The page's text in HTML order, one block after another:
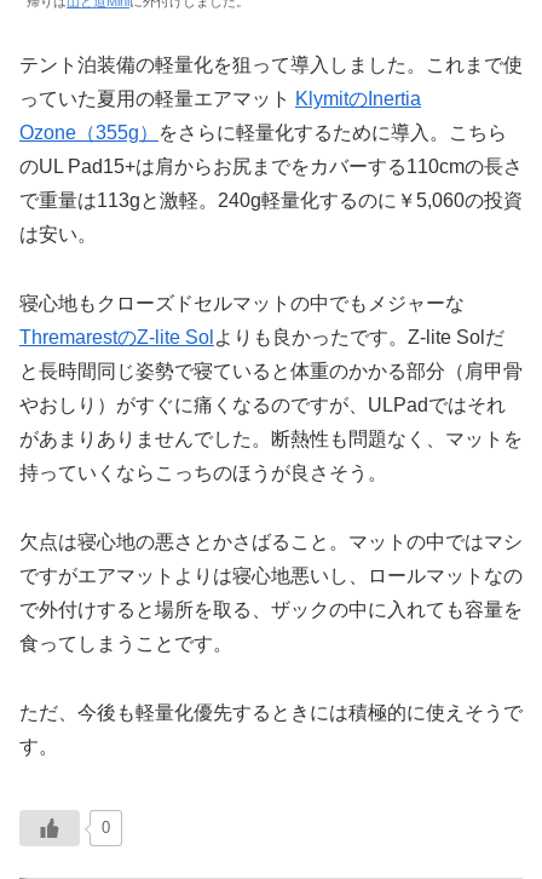
テント泊装備の軽量化を狙って導入しました。これまで使
っていた夏用の軽量エアマット KlymitのInertia
Ozone（355g）
をさらに軽量化するために導入。こちら
のUL Pad15+は肩からお尻までをカバーする110cmの長さ
で重量は113gと激軽。240g軽量化するのに￥5,060の投資
は安い。
寝心地もクローズドセルマットの中でもメジャーな
ThremarestのZ-lite Sol よりも良かったです。Z-lite Solだ
と長時間同じ姿勢で寝ていると体重のかかる部分（肩甲骨
やおしり）がすぐに痛くなるのですが、ULPadではそれ
があまりありませんでした。断熱性も問題なく、マットを
持っていくならこっちのほうが良さそう。
欠点は寝心地の悪さとかさばること。マットの中ではマシ
ですがエアマットよりは寝心地悪いし、ロールマットなの
で外付けすると場所を取る、ザックの中に入れても容量を
食ってしまうことです。
ただ、今後も軽量化優先するときには積極的に使えそうで
す。
0